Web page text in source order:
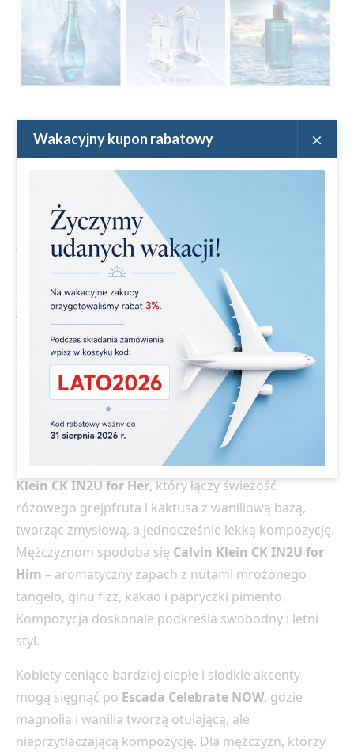
Letnie zapachy na wakacje w tropikach
Letnie zapachy na podróże w tropikach powinny być
lekkie, świeże i egzotyczne, idealnie oddające klimat
słońca, plaży oraz soczystych owoców. Najczęściej
wybierane są nuty cytrusowe, kwiatowe i wodne, z
dodatkiem owoców charakterystycznych dla klimatu
tropikalnego. Egzotyczne akordy
ananasa, kokosa,
wanilii, mango i marakui
przywołują skojarzenia z
tropikalnymi drinkami oraz rozgrzanym piaskiem.
Kwiaty ylang-ylang, plumeria i jaśmindodają
wakacyjnej elegancji, amorskie i ozonowe akordy
sprawiają, że zapachy te idealnie komponują się z
oceaniczną bryzą.
Dobrym wyborem na letnie przygody jestCalvin
Klein CK IN2U for Her, który łączy świeżość
różowego grejpfruta i kaktusa z waniliową bazą,
tworząc zmysłową, a jednocześnie lekką kompozycję.
Mężczyznom spodoba się Calvin Klein CK IN2U for
Him – aromatyczny zapach z nutami mrożonego
tangelo, ginu fizz, kakao i papryczki pimento.
Kompozycja doskonale podkreśla swobodny i letni
styl.
Kobiety ceniące bardziej ciepłe i słodkie akcenty
mogą sięgnąć po Escada Celebrate NOW, gdzie
magnolia i wanilia tworzą otulającą, ale
nieprzytłaczającą kompozycję. Dla mężczyzn, którzy
×
Wakacyjny kupon rabatowy